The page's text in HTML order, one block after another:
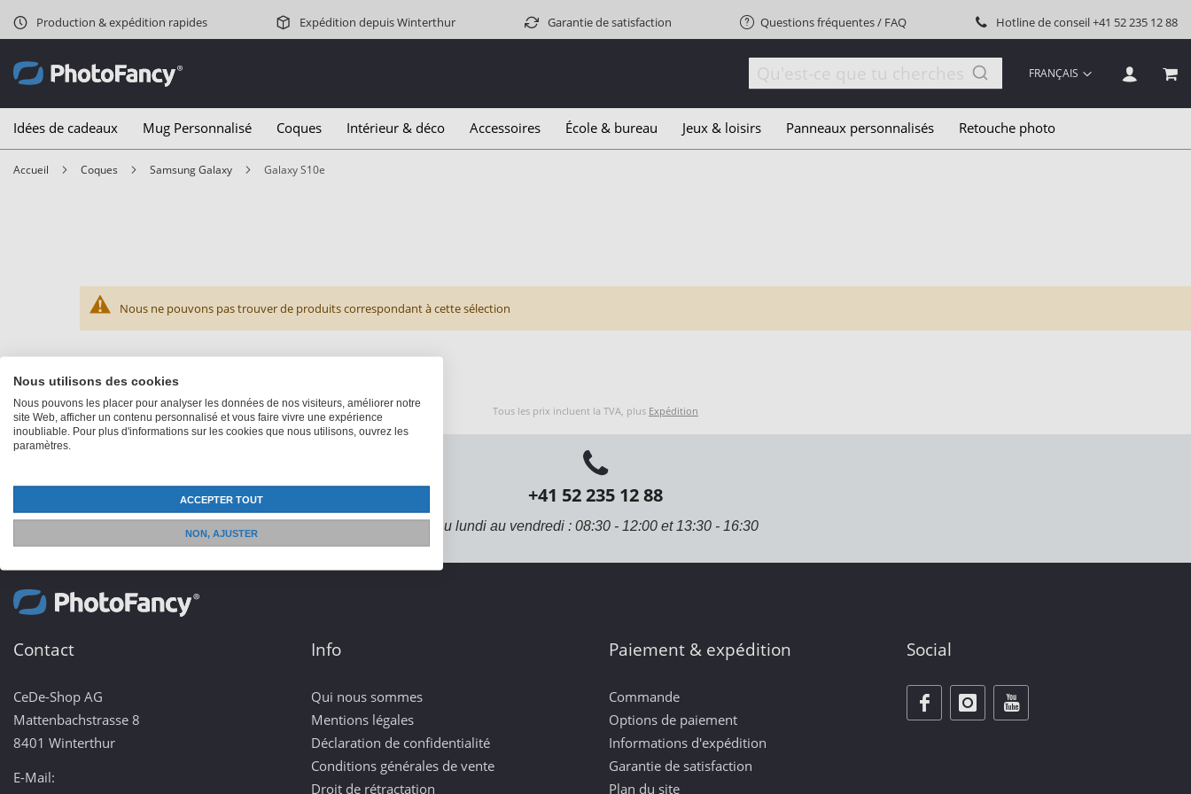
Production & expédition rapides Expédition depuis Winterthur Garantie de satisfaction Questions fréquentes / FAQ Hotline de conseil+41 52 235 12 88
LANGUE
FRANÇAIS
Idées de cadeaux Mug Personnalisé Coques Intérieur & déco Accessoires École & bureau Jeux & loisirs Panneaux personnalisés Retouche photo
Accueil Coques Samsung Galaxy Galaxy S10e
Nous ne pouvons pas trouver de produits correspondant à cette sélection
Tous les prix incluent la TVA, plus Expédition
+41 52 235 12 88
Du lundi au vendredi : 08:30 - 12:00 et 13:30 - 16:30
Contact
CeDe-Shop AG
Mattenbachstrasse 8
8401 Winterthur
E-Mail:
Info
Qui nous sommes
Mentions légales
Déclaration de confidentialité
Conditions générales de vente
Droit de rétractation
Paiement & expédition
Commande
Options de paiement
Informations d'expédition
Garantie de satisfaction
Plan du site
Social
Nous utilisons des cookies
Nous pouvons les placer pour analyser les données de nos visiteurs, améliorer notre
site Web, afficher un contenu personnalisé et vous faire vivre une expérience
inoubliable. Pour plus d'informations sur les cookies que nous utilisons, ouvrez les
paramètres.
ACCEPTER TOUT
NON, AJUSTER